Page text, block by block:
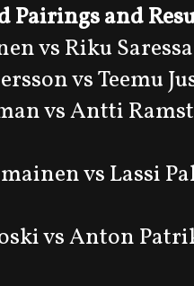
Pairings and
vs Riku
vs Teemu
vs Antti
vs Lassi
vs Anton